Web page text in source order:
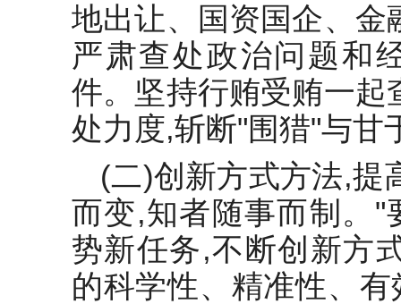
地出让、国资国企、金
严肃查处政治问题和
件。坚持行贿受贿一起
处力度,斩断"围猎"与甘
(二)创新方式方法,提
而变,知者随事而制。"
势新任务,不断创新方
的科学性、精准性、